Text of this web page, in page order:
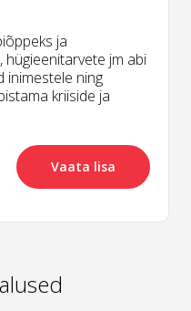
ja
jm abi
inimestele ning
kriiside ja
Vaata lisa